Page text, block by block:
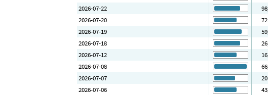
2026-07-22
98
2026-07-20
72
2026-07-19
59
2026-07-18
26
2026-07-12
16
2026-07-08
66
2026-07-07
2026-07-06
43